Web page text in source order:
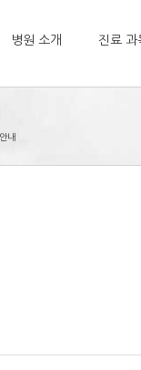
병원 소개 진료 과
내